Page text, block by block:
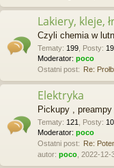
Lakiery, kleje,
Czyli chemia w
Tematy: 199 Posty:
Moderator: poco
Ostatni post: Re:
Elektryka
Pickupy ,
Tematy: 121 Posty:
Moderator: poco
Ostatni post: Re:
autor: poco , 2022-